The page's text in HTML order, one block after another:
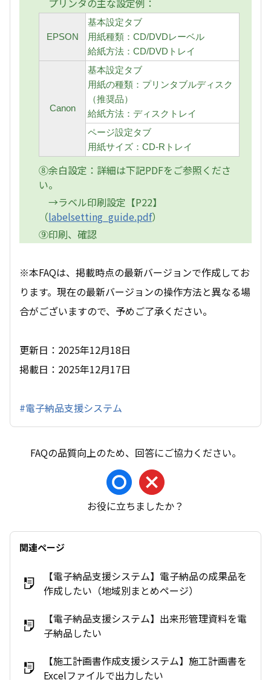
EPSON
基本設定タブ
用紙種類：CD/DVDレーベル
給紙方法：CD/DVDトレイ
Canon
基本設定タブ
用紙の種類：プリンタブルディスク
（推奨品）
給紙方法：ディスクトレイ
ページ設定タブ
用紙サイズ：CD-Rトレイ
⑧余白設定：詳細は下記PDFをご参照くださ
い。
→ラベル印刷設定【P22】
（labelsetting_guide.pdf）
⑨印刷、確認
※本FAQは、掲載時点の最新バージョンで作成してお
ります。現在の最新バージョンの操作方法と異なる場
合がございますので、予めご了承ください。
更新日：2025年12月18日
掲載日：2025年12月17日
#電子納品支援システム
お役に立ちましたか？
関連ページ
【電子納品支援システム】電子納品の成果品を
作成したい（地域別まとめページ）
【電子納品支援システム】出来形管理資料を電
子納品したい
【施工計画書作成支援システム】施工計画書を
Excelファイルで出力したい